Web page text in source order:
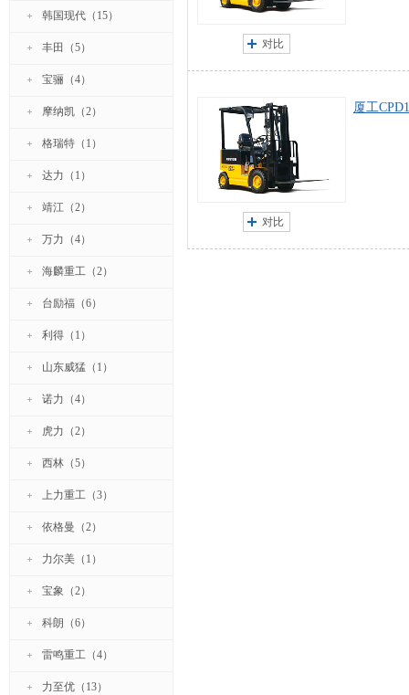
韩国现代（15）
丰田（5）
宝骊（4）
摩纳凯（2）
格瑞特（1）
达力（1）
靖江（2）
万力（4）
海麟重工（2）
台励福（6）
利得（1）
山东威猛（1）
诺力（4）
虎力（2）
西林（5）
上力重工（3）
依格曼（2）
力尔美（1）
宝象（2）
科朗（6）
雷鸣重工（4）
力至优（13）
对比
对比
厦工